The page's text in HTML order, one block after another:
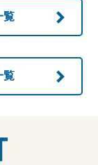
覧
覧
お問い合わせ